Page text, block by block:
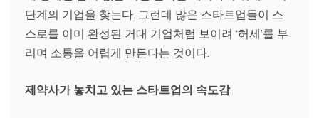
단계의 기업을 찾는다. 그런데 많은 스타트업들이 스
스로를 이미 완성된 거대 기업처럼 보이려 ‘허세’를 부
리며 소통을 어렵게 만든다는 것이다.
제약사가 놓치고 있는 스타트업의 속도감